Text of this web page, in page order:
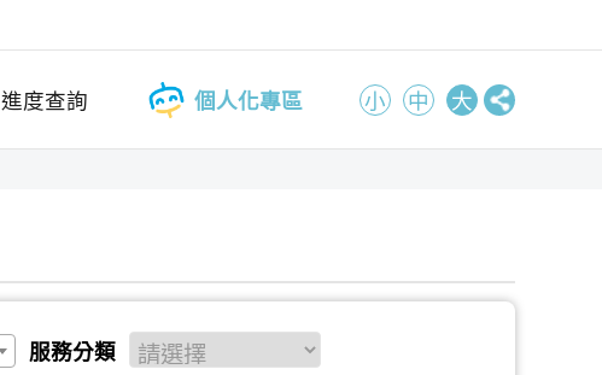
進度查詢 個人化專區 小 中 大
服務分類